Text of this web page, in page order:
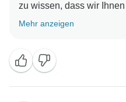
zu wissen, dass wir
konnten, das wir
Mehr anzeigen